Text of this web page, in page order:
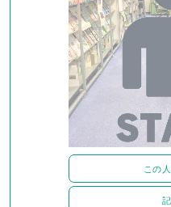
この